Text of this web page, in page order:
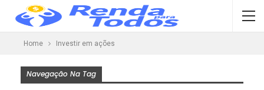
Home Investir em ações
Navegação Na Tag